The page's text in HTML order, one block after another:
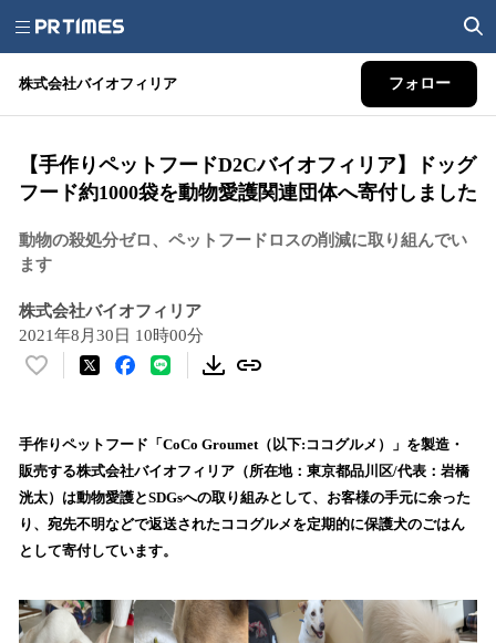
株式会社バイオフィリア フォロー
【手作りペットフードD2Cバイオフィリア】ドッグ
フード約1000袋を動物愛護関連団体へ寄付しました
動物の殺処分ゼロ、ペットフードロスの削減に取り組んでい
ます
株式会社バイオフィリア
2021年8月30日 10時00分
い
！
数
を
読
込
中
で
手作りペットフード「CoCo Groumet（以下:ココグルメ）」を製造・
販売する株式会社バイオフィリア（所在地：東京都品川区/代表：岩橋
洸太）は動物愛護とSDGsへの取り組みとして、お客様の手元に余った
り、宛先不明などで返送されたココグルメを定期的に保護犬のごはん
として寄付しています。